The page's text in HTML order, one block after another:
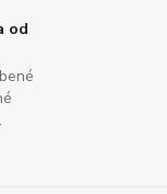
od